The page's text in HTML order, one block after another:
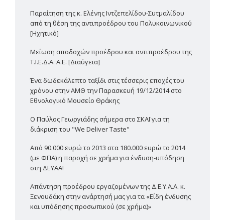
Παραίτηση της κ. Ελένης Ιντζεπελίδου-Συτμαλίδου
από τη θέση της αντιπροέδρου του Πολυκοινωνικού
[Ηχητικό]
Μείωση αποδοχών προέδρου και αντιπροέδρου της
Τ.Ι.Ε.Δ.Α. Α.Ε. [Διαύγεια]
Ένα δωδεκάλεπτο ταξίδι στις τέσσερις εποχές του
χρόνου στην ΑΜΘ την Παρασκευή 19/12/2014 στο
Εθνολογικό Μουσείο Θράκης
Ο Παύλος Γεωργιάδης σήμερα στο ΣΚΑΪ για τη
διάκριση του "We Deliver Taste"
Από 90.000 ευρώ το 2013 στα 180.000 ευρώ το 2014
(με ΦΠΑ) η παροχή σε χρήμα για ένδυση-υπόδηση
στη ΔΕΥΑΑ!
Απάντηση προέδρου εργαζομένων της Δ.Ε.Υ.Α.Α. κ.
Ξενουδάκη στην ανάρτησή μας για τα «Είδη ένδυσης
και υπόδησης προσωπικού (σε χρήμα)»